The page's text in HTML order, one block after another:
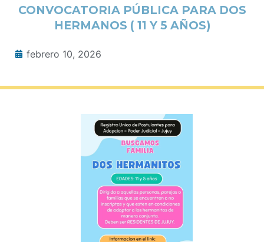
CONVOCATORIA PÚBLICA PARA DOS
HERMANOS ( 11 Y 5 AÑOS)
febrero 10, 2026